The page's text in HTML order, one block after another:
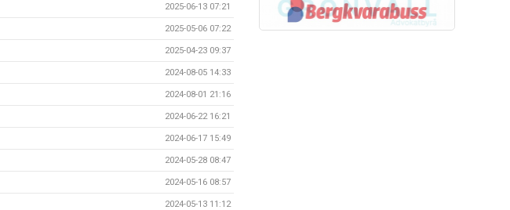
2025-06-13 07:21
2025-05-06 07:22
2025-04-23 09:37
2024-08-05 14:33
2024-08-01 21:16
2024-06-22 16:21
2024-06-17 15:49
2024-05-28 08:47
2024-05-16 08:57
2024-05-13 11:12